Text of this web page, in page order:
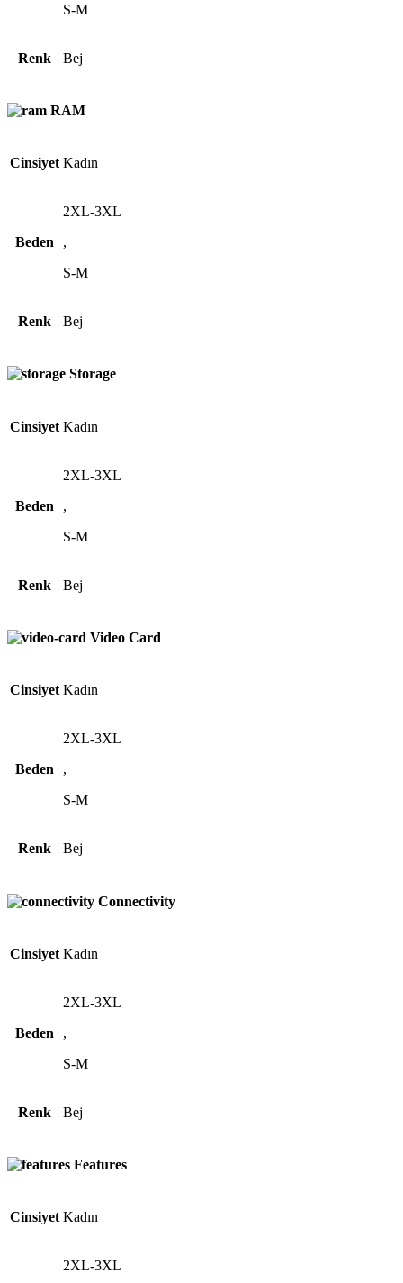
S-M
Renk Bej
RAM
Cinsiyet Kadın
Beden
2XL-3XL
,
S-M
Renk Bej
Storage
Cinsiyet Kadın
Beden
2XL-3XL
,
S-M
Renk Bej
Video Card
Cinsiyet Kadın
Beden
2XL-3XL
,
S-M
Renk Bej
Connectivity
Cinsiyet Kadın
Beden
2XL-3XL
,
S-M
Renk Bej
Features
Cinsiyet Kadın
2XL-3XL